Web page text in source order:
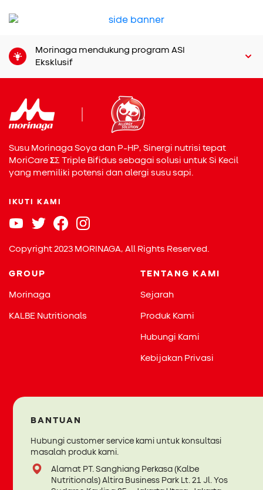
terpapar virus influenza. Vaksin membantu membentuk
inap bisa ditekan. Dampaknya, proses penyembuhan
berlangsung lebih cepat dan aktivitas Si Kecil tidak terlalu
terganggu.
Manfaat vaksinasi tidak hanya melindungi individu, tetapi
juga berdampak pada lingkungan sekitar. Saat lebih
banyak anak menerima vaksin flu, penyebaran virus
herd immunity dan sangat berguna bagi anak yang belum
bisa divaksin karena alasan kesehatan. Jadi, keberadaan
Waktu Terbaik dan Jadwal
diberikan sejak dini. Pemberian vaksin ini dapat dimulai
tahun. Tujuan utamanya adalah melindungi anak dari
risiko flu yang bisa berkembang menjadi lebih berat.
Dengan jadwal yang teratur, manfaat perlindungan tubuh
dapat bekerja lebih maksimal.
Morinaga mendukung program ASI
Eksklusif
Susu Morinaga Soya dan P-HP, Sinergi nutrisi tepat
MoriCareΣΣTriple Bifidus sebagai solusi untuk Si Kecil
yang memiliki potensi dan alergi susu sapi.
IKUTI KAMI
Copyright 2023 MORINAGA, All Rights Reserved.
GROUP
Morinaga
KALBE Nutritionals
TENTANG KAMI
Sejarah
Produk Kami
Hubungi Kami
Kebijakan Privasi
BANTUAN
Hubungi customer service kami untuk konsultasi
masalah produk kami.
Alamat PT. Sanghiang Perkasa (Kalbe
Nutritionals) Altira Business Park Lt. 21 Jl. Yos